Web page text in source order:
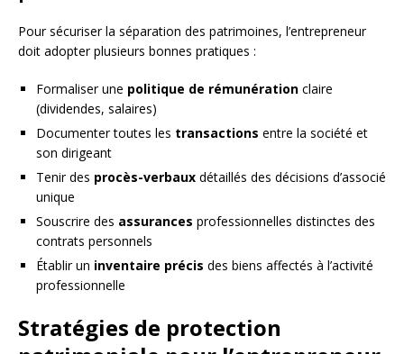
Pour sécuriser la séparation des patrimoines, l’entrepreneur
doit adopter plusieurs bonnes pratiques :
Formaliser une politique de rémunération claire
(dividendes, salaires)
Documenter toutes les transactions entre la société et
son dirigeant
Tenir des procès-verbaux détaillés des décisions d’associé
unique
Souscrire des assurances professionnelles distinctes des
contrats personnels
Établir un inventaire précis des biens affectés à l’activité
professionnelle
Stratégies de protection